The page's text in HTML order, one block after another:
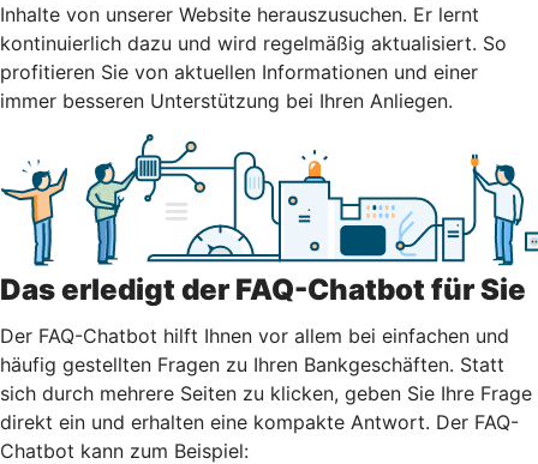
Inhalte von unserer Website herauszusuchen. Er lernt
kontinuierlich dazu und wird regelmäßig aktualisiert. So
profitieren Sie von aktuellen Informationen und einer
immer besseren Unterstützung bei Ihren Anliegen.
Das erledigt der FAQ-Chatbot für Sie
Der FAQ-Chatbot hilft Ihnen vor allem bei einfachen und
häufig gestellten Fragen zu Ihren Bankgeschäften. Statt
sich durch mehrere Seiten zu klicken, geben Sie Ihre Frage
direkt ein und erhalten eine kompakte Antwort. Der FAQ-
Chatbot kann zum Beispiel: